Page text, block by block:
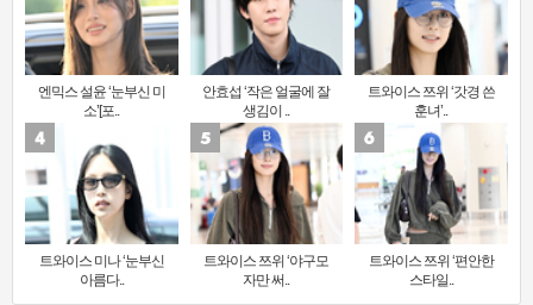
엔믹스 설윤 ‘눈부신 미
소’[포..
안효섭 ‘작은 얼굴에 잘
생김이 ..
트와이스 쯔위 ‘갓경 쓴
훈녀’..
트와이스 미나 ‘눈부신
아름다..
트와이스 쯔위 ‘야구모
자만 써..
트와이스 쯔위 ‘편안한
스타일..